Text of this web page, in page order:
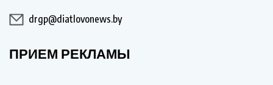
drgp@diatlovonews.by
ПРИЕМ РЕКЛАМЫ